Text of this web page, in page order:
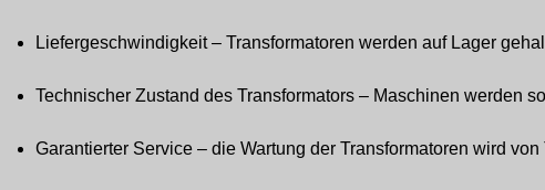
Liefergeschwindigkeit – Transformatoren werden auf Lager
Technischer Zustand des Transformators – Maschinen werden
Garantierter Service – die Wartung der Transformatoren wird